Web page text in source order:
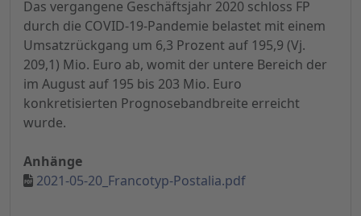
Das vergangene Geschäftsjahr 2020 schloss FP
durch die COVID-19-Pandemie belastet mit einem
Umsatzrückgang um 6,3 Prozent auf 195,9 (Vj.
209,1) Mio. Euro ab, womit der untere Bereich der
im August auf 195 bis 203 Mio. Euro
konkretisierten Prognosebandbreite erreicht
wurde.
Anhänge
2021-05-20_Francotyp-Postalia.pdf